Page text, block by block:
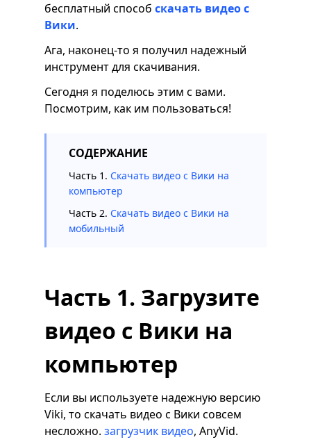
бесплатный способ скачать видео с
Вики.
Ага, наконец-то я получил надежный
инструмент для скачивания.
Сегодня я поделюсь этим с вами.
Посмотрим, как им пользоваться!
СОДЕРЖАНИЕ
Часть 1. Скачать видео с Вики на
компьютер
Часть 2. Скачать видео с Вики на
мобильный
Часть 1. Загрузите
видео с Вики на
компьютер
Если вы используете надежную версию
Viki, то скачать видео с Вики совсем
несложно. загрузчик видео, AnyVid.